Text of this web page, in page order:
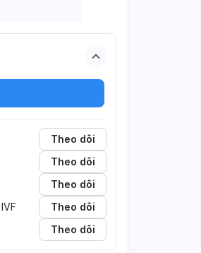
Theo dõi
Theo dõi
Theo dõi
Theo dõi
Theo dõi